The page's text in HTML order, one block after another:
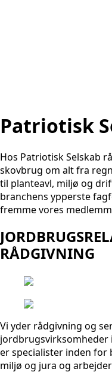
Patriotisk
Hos Patriotisk Selskab
skovbrug om alt fra
til planteavl, miljø og
branchens ypperste
fremme vores
RÅDGIVNING
Vi yder rådgivning og
jordbrugsvirksomheder
er specialister inden for
miljø og jura og